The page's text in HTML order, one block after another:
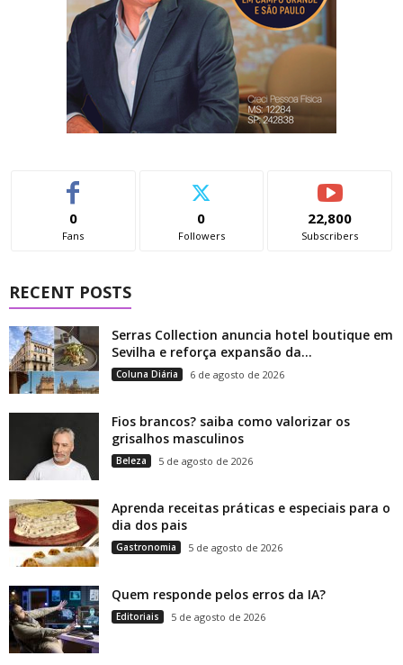
0
Fans
0
Followers
22,800
Subscribers
RECENT POSTS
Serras Collection anuncia hotel boutique em
Sevilha e reforça expansão da...
Coluna Diária 6 de agosto de 2026
Fios brancos? saiba como valorizar os
grisalhos masculinos
Beleza 5 de agosto de 2026
Aprenda receitas práticas e especiais para o
dia dos pais
Gastronomia 5 de agosto de 2026
Quem responde pelos erros da IA?
Editoriais 5 de agosto de 2026